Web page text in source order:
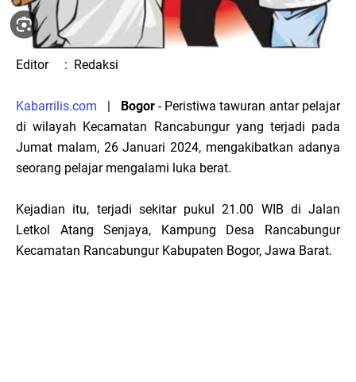
Editor : Redaksi
Kabarrilis.com Bogor- Peristiwa tawuran antar pelajar
di wilayah Kecamatan Rancabungur yang terjadi pada
Jumat malam, 26 Januari 2024, mengakibatkan adanya
seorang pelajar mengalami luka berat.
Kejadian itu, terjadi sekitar pukul 21.00 WIB di Jalan
Letkol Atang Senjaya, Kampung Desa Rancabungur
Kecamatan Rancabungur Kabupaten Bogor, Jawa Barat.